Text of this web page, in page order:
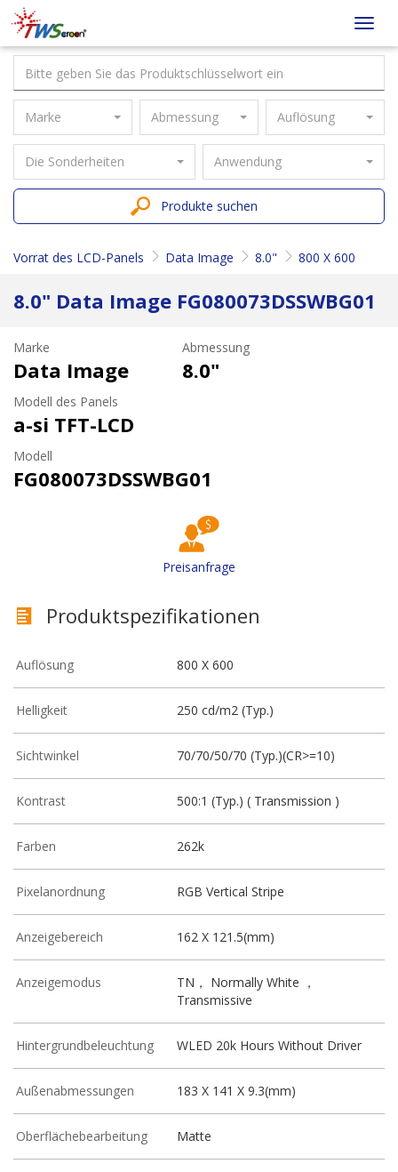
Taiwan
Screen
Marke Abmessung Auflösung
Die Sonderheiten Anwendung
Produkte suchen
Vorrat des LCD-Panels Data Image 8.0" 800 X 600
8.0" Data Image FG080073DSSWBG01
Marke
Data Image
Abmessung
8.0"
Modell des Panels
a-si TFT-LCD
Modell
FG080073DSSWBG01
Preisanfrage
Produktspezifikationen
Auflösung 800 X 600
Helligkeit 250 cd/m2 (Typ.)
Sichtwinkel 70/70/50/70 (Typ.)(CR>=10)
Kontrast 500:1 (Typ.) ( Transmission )
Farben 262k
Pixelanordnung RGB Vertical Stripe
Anzeigebereich 162 X 121.5(mm)
Anzeigemodus
TN， Normally White ，
Transmissive
Hintergrundbeleuchtung WLED 20k Hours Without Driver
Außenabmessungen 183 X 141 X 9.3(mm)
Oberflächebearbeitung Matte